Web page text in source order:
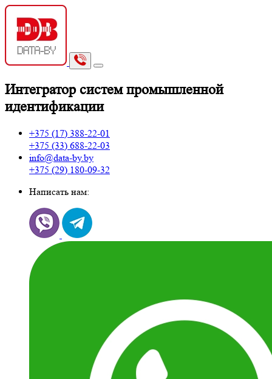
Интегратор систем промышленной
идентификации
+375 (17) 388-22-01
+375 (33) 688-22-03
info@data-by.by
+375 (29) 180-09-32
Написать нам: